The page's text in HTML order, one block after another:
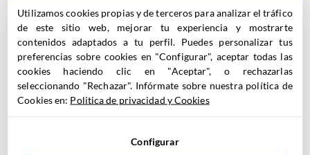
como Pardot Specialist preparado para​
ayudarte en la explotación de las
herramienta acompañándote en la
estrategia y en la gestión del día a día.
Utilizamos cookies propias y de terceros para analizar el tráfico
de este sitio web, mejorar tu experiencia y mostrarte
contenidos adaptados a tu perfil. Puedes personalizar tus
preferencias sobre cookies en "Configurar", aceptar todas las
cookies haciendo clic en "Aceptar", o rechazarlas
seleccionando "Rechazar". Infórmate sobre nuestra política de
Cookies en: Politica de privacidad y Cookies
Configurar